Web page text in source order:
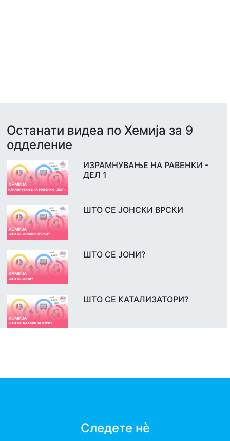
Останати видеа по Хемија за 9
одделение
ИЗРАМНУВАЊЕ НА РАВЕНКИ -
ДЕЛ 1
ШТО СЕ ЈОНСКИ ВРСКИ
ШТО СЕ ЈОНИ?
ШТО СЕ КАТАЛИЗАТОРИ?
Следете нè